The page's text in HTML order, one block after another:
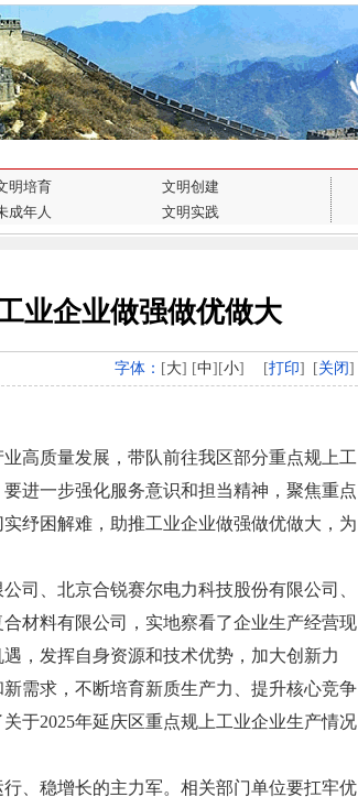
明培育
文明创建
成年人
文明实践
业企业做强做优做大
字体： [大] [中][小] [打印] [关闭]
质量发展，带队前往我区部分重点规上工
进一步强化服务意识和担当精神，聚焦重点
纾困解难，助推工业企业做强做优做大，为
、北京合锐赛尔电力科技股份有限公司、
材料有限公司，实地察看了企业生产经营现
，发挥自身资源和技术优势，加大创新力
需求，不断培育新质生产力、提升核心竞争
于2025年延庆区重点规上工业企业生产情况
稳增长的主力军。相关部门单位要扛牢优